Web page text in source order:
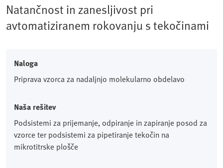
Natančnost in zanesljivost pri
avtomatiziranem rokovanju s tekočinami
Naloga
Priprava vzorca za nadaljnjo molekularno obdelavo
Naša rešitev
Podsistemi za prijemanje, odpiranje in zapiranje posod za
vzorce ter podsistemi za pipetiranje tekočin na
mikrotitrske plošče